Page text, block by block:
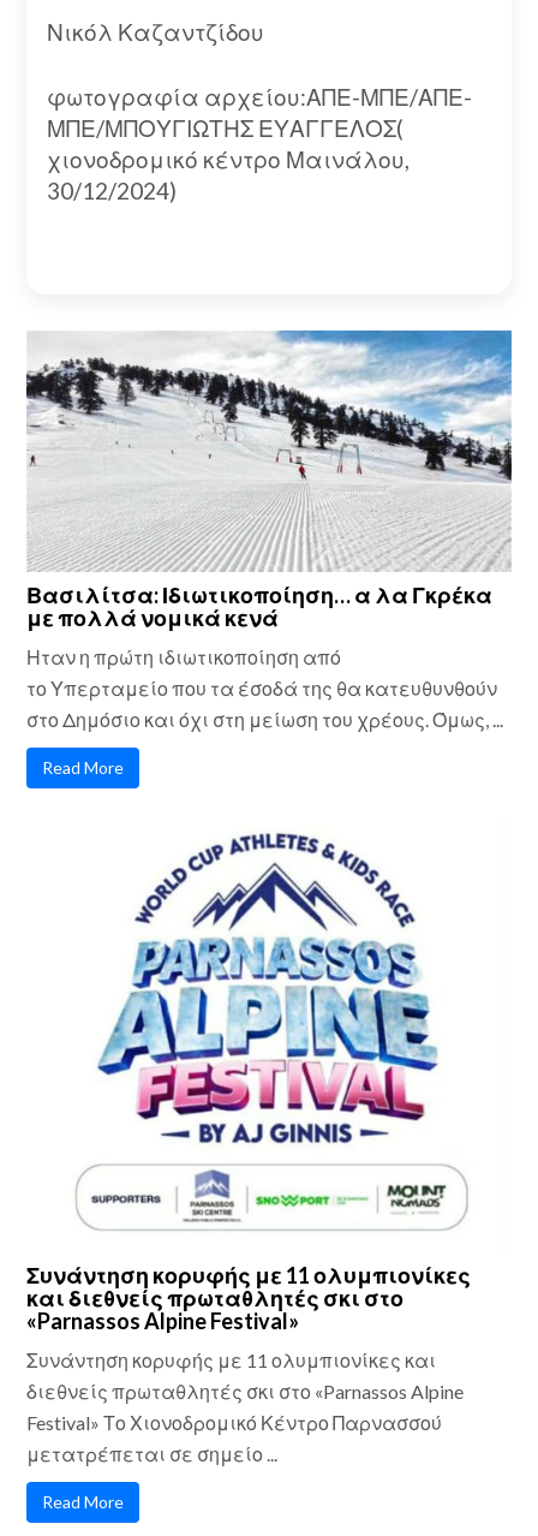
Νικόλ Καζαντζίδου
φωτογραφία αρχείου:ΑΠΕ-ΜΠΕ/ΑΠΕ-
ΜΠΕ/ΜΠΟΥΓΙΩΤΗΣ ΕΥΑΓΓΕΛΟΣ(
χιονοδρομικό κέντρο Μαινάλου,
30/12/2024)
Βασιλίτσα: Ιδιωτικοποίηση… α λα Γκρέκα
με πολλά νομικά κενά
Ηταν η πρώτη ιδιωτικοποίηση από
το Υπερταμείο που τα έσοδά της θα κατευθυνθούν
στο Δημόσιο και όχι στη μείωση του χρέους. Όμως, ...
Read More
Συνάντηση κορυφής με 11 ολυμπιονίκες
και διεθνείς πρωταθλητές σκι στο
«Parnassos Alpine Festival»
Συνάντηση κορυφής με 11 ολυμπιονίκες και
διεθνείς πρωταθλητές σκι στο «Parnassos Alpine
Festival» Το Χιονοδρομικό Κέντρο Παρνασσού
μετατρέπεται σε σημείο ...
Read More